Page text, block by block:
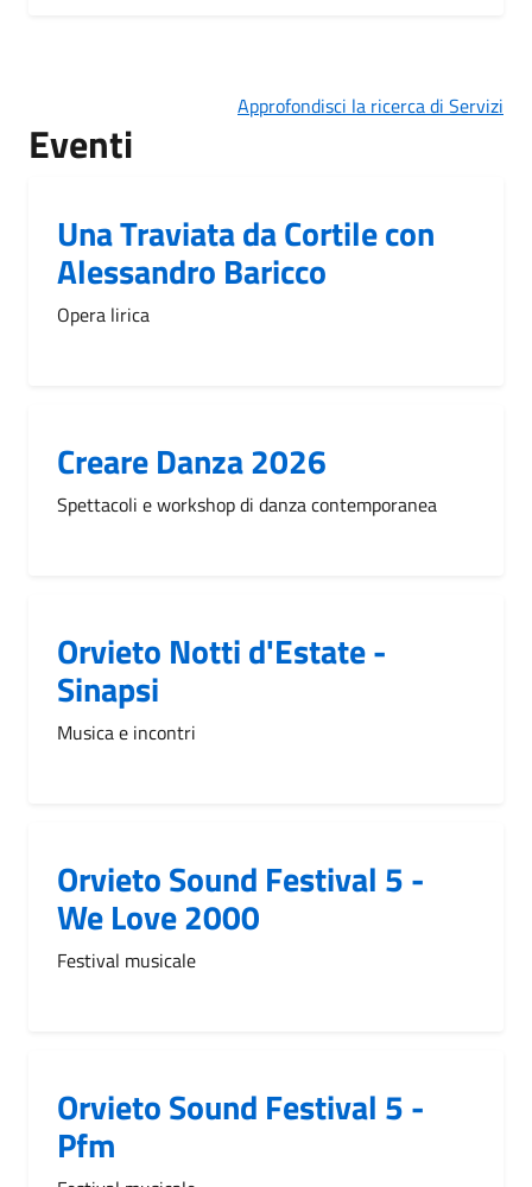
Approfondisci la ricerca di Servizi
Eventi
Una Traviata da Cortile con
Alessandro Baricco
Opera lirica
Creare Danza 2026
Spettacoli e workshop di danza contemporanea
Orvieto Notti d'Estate -
Sinapsi
Musica e incontri
Orvieto Sound Festival 5 -
We Love 2000
Festival musicale
Orvieto Sound Festival 5 -
Pfm